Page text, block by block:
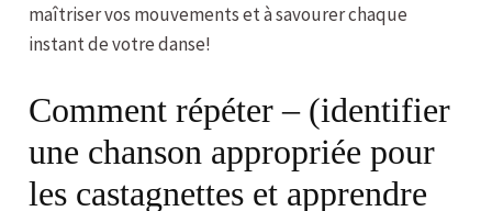
maîtriser vos mouvements et à savourer chaque
instant de votre danse!
Comment répéter – (identifier
une chanson appropriée pour
les castagnettes et apprendre